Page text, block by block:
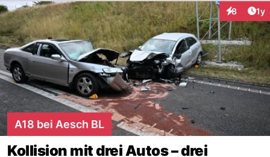
8 1y
A18 bei Aesch BL
Kollision mit drei Autos – drei